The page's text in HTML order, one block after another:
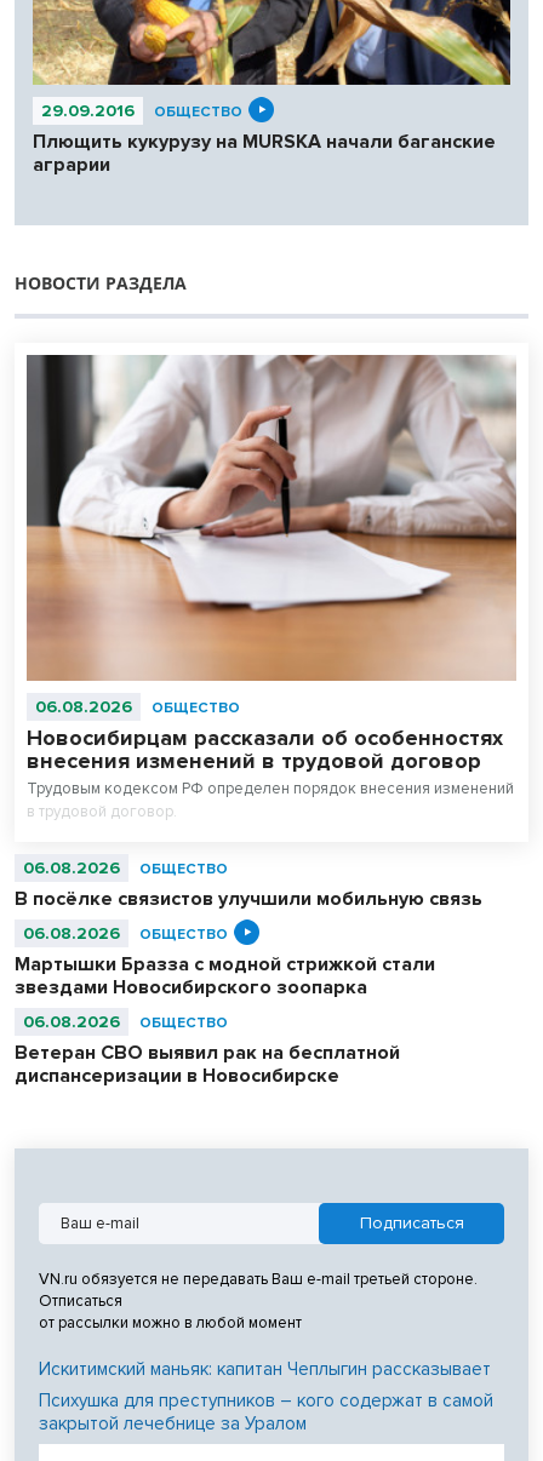
29.09.2016 ОБЩЕСТВО
Плющить кукурузу на MURSKA начали баганские
аграрии
НОВОСТИ РАЗДЕЛА
06.08.2026 ОБЩЕСТВО
Новосибирцам рассказали об особенностях
внесения изменений в трудовой договор
Трудовым кодексом РФ определен порядок внесения изменений
в трудовой договор.
06.08.2026 ОБЩЕСТВО
В посёлке связистов улучшили мобильную связь
06.08.2026 ОБЩЕСТВО
Мартышки Бразза с модной стрижкой стали
звездами Новосибирского зоопарка
06.08.2026 ОБЩЕСТВО
Ветеран СВО выявил рак на бесплатной
диспансеризации в Новосибирске
VN.ru обязуется не передавать Ваш e-mail третьей стороне.
Отписаться
от рассылки можно в любой момент
Искитимский маньяк: капитан Чеплыгин рассказывает
Психушка для преступников – кого содержат в самой
закрытой лечебнице за Уралом